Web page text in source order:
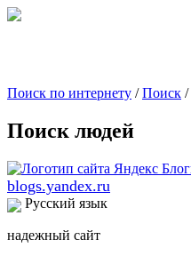
Поиск по интернету /Поиск /
Поиск людей
blogs.yandex.ru
Русский язык
надежный сайт